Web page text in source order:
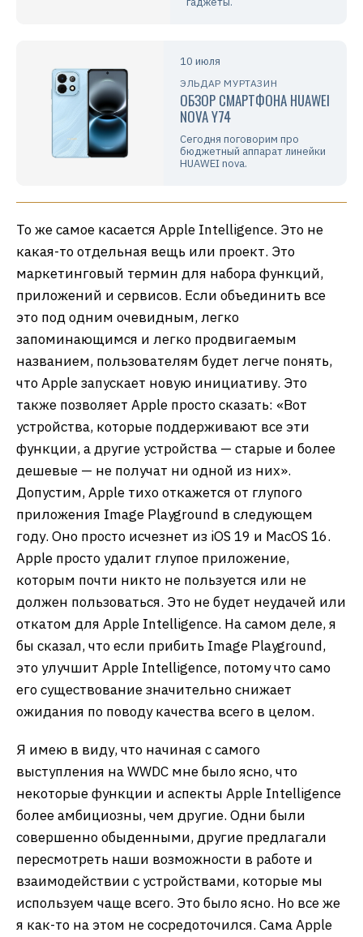
10 июля
ЭЛЬДАР МУРТАЗИН
ОБЗОР СМАРТФОНА HUAWEI
NOVA Y74
Сегодня поговорим про
бюджетный аппарат линейки
HUAWEI nova.
То же самое касается Apple Intelligence. Это не
какая-то отдельная вещь или проект. Это
маркетинговый термин для набора функций,
приложений и сервисов. Если объединить все
это под одним очевидным, легко
запоминающимся и легко продвигаемым
названием, пользователям будет легче понять,
что Apple запускает новую инициативу. Это
также позволяет Apple просто сказать: «Вот
устройства, которые поддерживают все эти
функции, а другие устройства — старые и более
дешевые — не получат ни одной из них».
Допустим, Apple тихо откажется от глупого
приложения Image Playground в следующем
году. Оно просто исчезнет из iOS 19 и MacOS 16.
Apple просто удалит глупое приложение,
которым почти никто не пользуется или не
должен пользоваться. Это не будет неудачей или
откатом для Apple Intelligence. На самом деле, я
бы сказал, что если прибить Image Playground,
это улучшит Apple Intelligence, потому что само
его существование значительно снижает
ожидания по поводу качества всего в целом.
Я имею в виду, что начиная с самого
выступления на WWDC мне было ясно, что
некоторые функции и аспекты Apple Intelligence
более амбициозны, чем другие. Одни были
совершенно обыденными, другие предлагали
пересмотреть наши возможности в работе и
взаимодействии с устройствами, которые мы
используем чаще всего. Это было ясно. Но все же
я как-то на этом не сосредоточился. Сама Apple